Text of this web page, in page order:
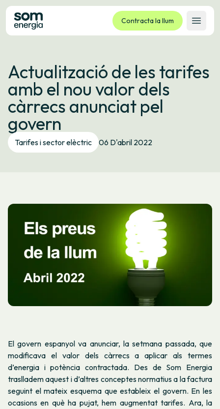
Contracta la llum
Obrir
Tarifes
Serveis
Empreses
La cooperativa
Contacte
Tràmits
Actualització de les tarifes
amb el nou valor dels
càrrecs anunciat pel
govern
Tarifes i sector elèctric 06 D'abril 2022
El govern espanyol va anunciar, la setmana passada, que
modificava el valor dels càrrecs a aplicar als termes
d’energia i potència contractada. Des de Som Energia
traslladem aquest i d’altres conceptes normatius a la factura
seguint el mateix esquema que estableix el govern. En les
ocasions en què ha pujat, hem augmentat tarifes. Ara, la